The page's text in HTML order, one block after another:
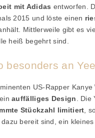
mit Adidas entworfen.
2015 und löste einen
Mittlerweile gibt es
heiß begehrt sind.
besonders an
US-Rapper Kanye
auffälliges Design. Die
Stückzahl limitiert,
bereit sind, ein